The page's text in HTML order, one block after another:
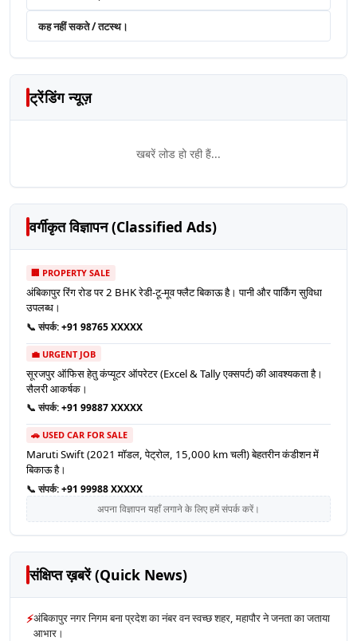
कह नहीं सकते / तटस्थ।
ट्रेंडिंग न्यूज़
खबरें लोड हो रही हैं...
वर्गीकृत विज्ञापन (Classified Ads)
🏢 PROPERTY SALE
अंबिकापुर रिंग रोड पर 2 BHK रेडी-टू-मूव फ्लैट बिकाऊ है। पानी और पार्किंग सुविधा
उपलब्ध।
📞 संपर्क:+91 98765 XXXXX
💼 URGENT JOB
सूरजपुर ऑफिस हेतु कंप्यूटर ऑपरेटर (Excel & Tally एक्सपर्ट) की आवश्यकता है।
सैलरी आकर्षक।
📞 संपर्क:+91 99887 XXXXX
🚗 USED CAR FOR SALE
Maruti Swift (2021 मॉडल, पेट्रोल, 15,000 km चली) बेहतरीन कंडीशन में
बिकाऊ है।
📞 संपर्क:+91 99988 XXXXX
अपना विज्ञापन यहाँ लगाने के लिए हमें संपर्क करें।
संक्षिप्त ख़बरें (Quick News)
⚡अंबिकापुर नगर निगम बना प्रदेश का नंबर वन स्वच्छ शहर, महापौर ने जनता का जताया
आभार।